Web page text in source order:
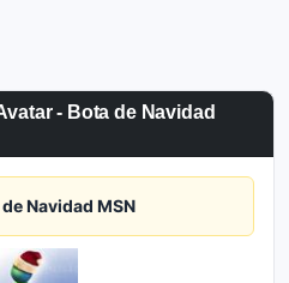
- Bota de Navidad
Navidad MSN